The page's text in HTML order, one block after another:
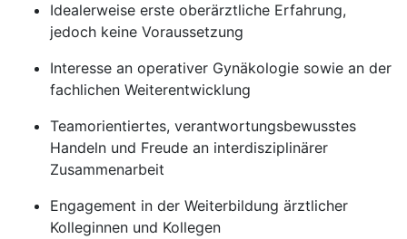
Idealerweise erste oberärztliche Erfahrung,
jedoch keine Voraussetzung
Interesse an operativer Gynäkologie sowie an der
fachlichen Weiterentwicklung
Teamorientiertes, verantwortungsbewusstes
Handeln und Freude an interdisziplinärer
Zusammenarbeit
Engagement in der Weiterbildung ärztlicher
Kolleginnen und Kollegen